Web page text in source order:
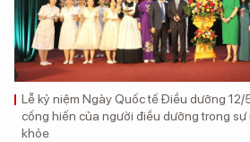
Lễ kỷ niệm Ngày Quốc tế Điều dưỡng
cống hiến của người điều dưỡng trong
khỏe